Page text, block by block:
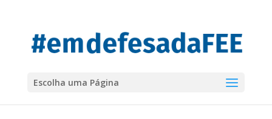
Escolha uma Página